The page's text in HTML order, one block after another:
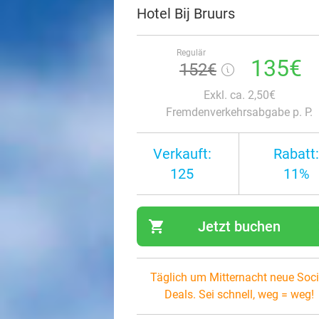
Hotel Bij Bruurs
Regulär
152€ 135€
Exkl. ca. 2,50€
Fremdenverkehrsabgabe p. P.
Verkauft:
125
Rabatt:
11%
shopping_cart Jetzt buchen
Täglich um Mitternacht neue
Deals. Sei schnell, weg = weg!